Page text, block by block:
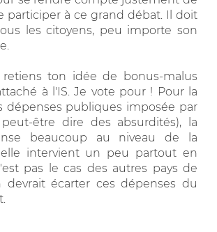
participer à ce grand débat. Il doit
les citoyens, peu importe son
retiens ton idée de bonus-malus
à l'IS. Je vote pour ! Pour la
dépenses publiques imposée par
peut-être dire des absurdités), la
beaucoup au niveau de la
intervient un peu partout en
pas le cas des autres pays de
devrait écarter ces dépenses du